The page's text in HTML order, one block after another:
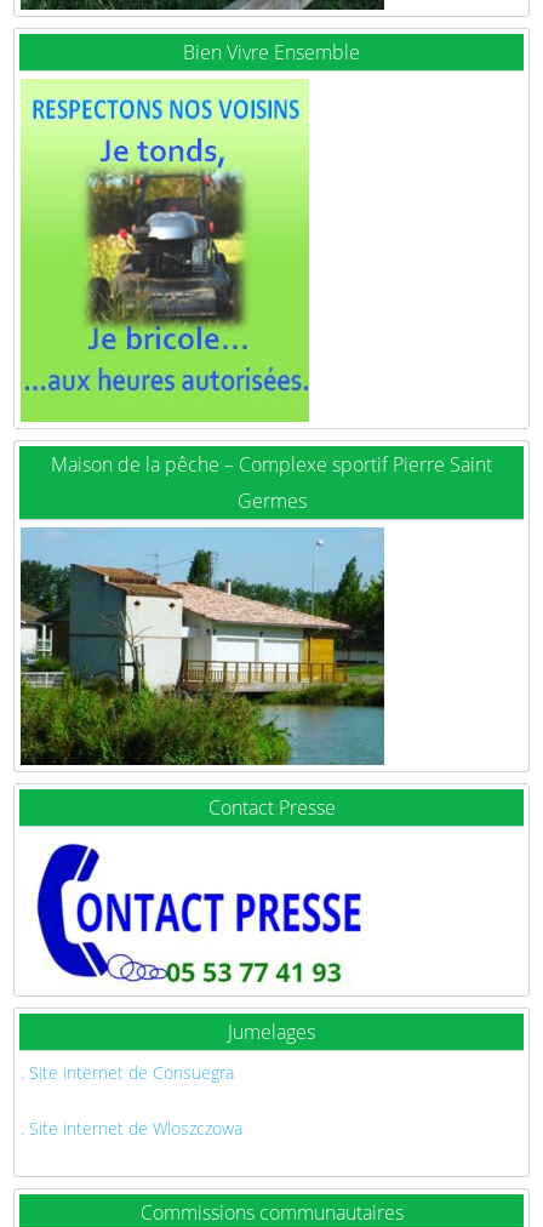
Bien Vivre Ensemble
Maison de la pêche – Complexe sportif Pierre Saint
Germes
Contact Presse
Jumelages
. Site internet de Consuegra
. Site internet de Wloszczowa
Commissions communautaires